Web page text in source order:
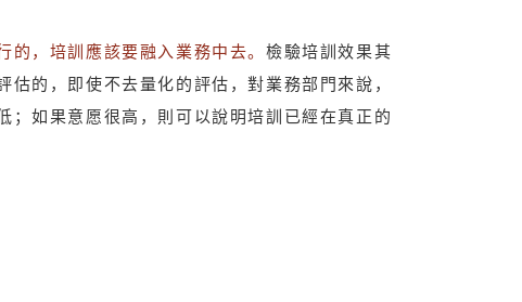
的，培訓應該要融入業務中去。檢驗培訓效果其
的，即使不去量化的評估，對業務部門來說，
；如果意愿很高，則可以說明培訓已經在真正的